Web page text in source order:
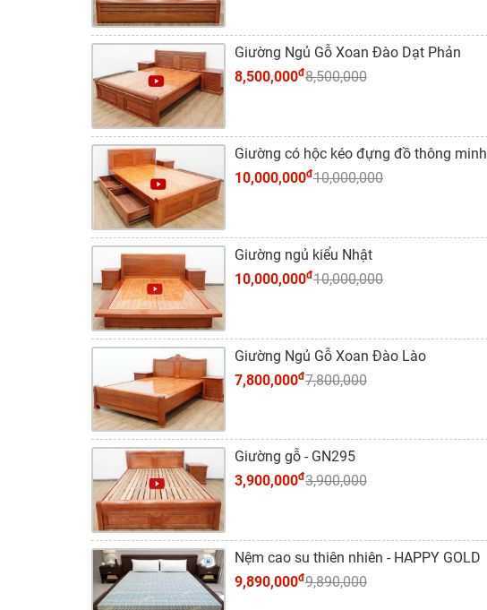
Giường Ngủ Gỗ Xoan Đào Dạt Phản
8,500,000đ8,500,000
Giường có hộc kéo đựng đồ thông minh
10,000,000đ10,000,000
Giường ngủ kiểu Nhật
10,000,000đ10,000,000
Giường Ngủ Gỗ Xoan Đào Lào
7,800,000đ7,800,000
Giường gỗ - GN295
3,900,000đ3,900,000
Nệm cao su thiên nhiên - HAPPY GOLD
9,890,000đ9,890,000